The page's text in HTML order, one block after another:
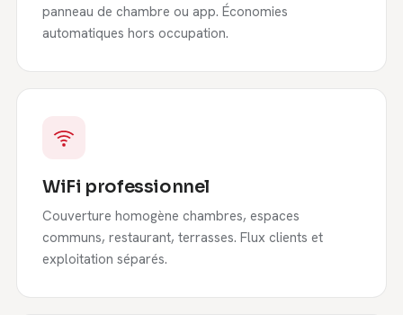
panneau de chambre ou app. Économies
automatiques hors occupation.
WiFi professionnel
Couverture homogène chambres, espaces
communs, restaurant, terrasses. Flux clients et
exploitation séparés.